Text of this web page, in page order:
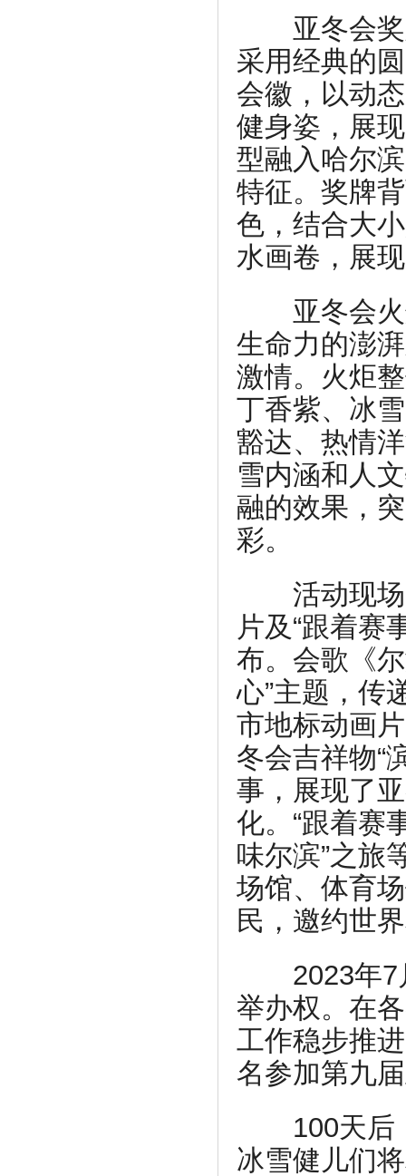
亚冬会奖
采用经典的
会徽，以动
健身姿，展
型融入哈尔
特征。奖牌
色，结合大
水画卷，展
亚冬会火
生命力的澎
激情。火炬
丁香紫、冰
豁达、热情
雪内涵和人
融的效果，
彩。
活动现场
片及“跟着赛
布。会歌《
心”主题，传
市地标动画
冬会吉祥物“
事，展现了
化。“跟着赛
味尔滨”之旅
场馆、体育
民，邀约世
2023年7月
举办权。在
工作稳步推
名参加第九
100天后，
冰雪健儿们